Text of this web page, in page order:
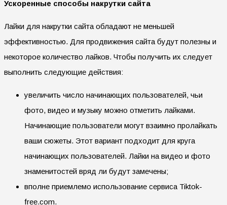
Ускоренные способы накрутки сайта
Лайки для накрутки сайта обладают не меньшей
эффективностью. Для продвижения сайта будут полезны и
некоторое количество лайков. Чтобы получить их следует
выполнить следующие действия:
увеличить число начинающих пользователей, чьи
фото, видео и музыку можно отметить лайками.
Начинающие пользователи могут взаимно пролайкать
ваши сюжеты. Этот вариант подходит для круга
начинающих пользователей. Лайки на видео и фото
знаменитостей вряд ли будут замечены;
вполне приемлемо использование сервиса Tiktok-
free.com.